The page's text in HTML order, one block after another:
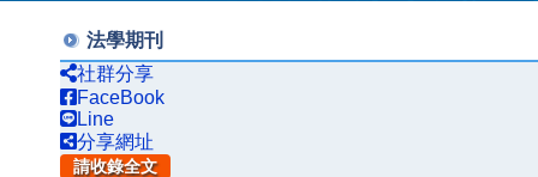
法學期刊
社群分享
FaceBook
Line
分享網址
請收錄全文